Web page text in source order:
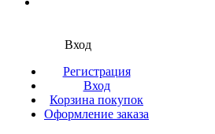
Вход
Регистрация
Вход
Корзина покупок
Оформление заказа